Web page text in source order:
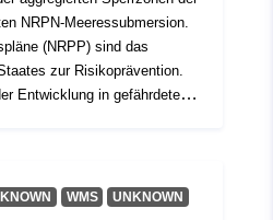
NRPN-Meeressubmersion.
(NRPP) sind das
zur Risikoprävention.
Entwicklung in gefährdeten
Konventionell
die Zonen durch
WMS UNKNOWN